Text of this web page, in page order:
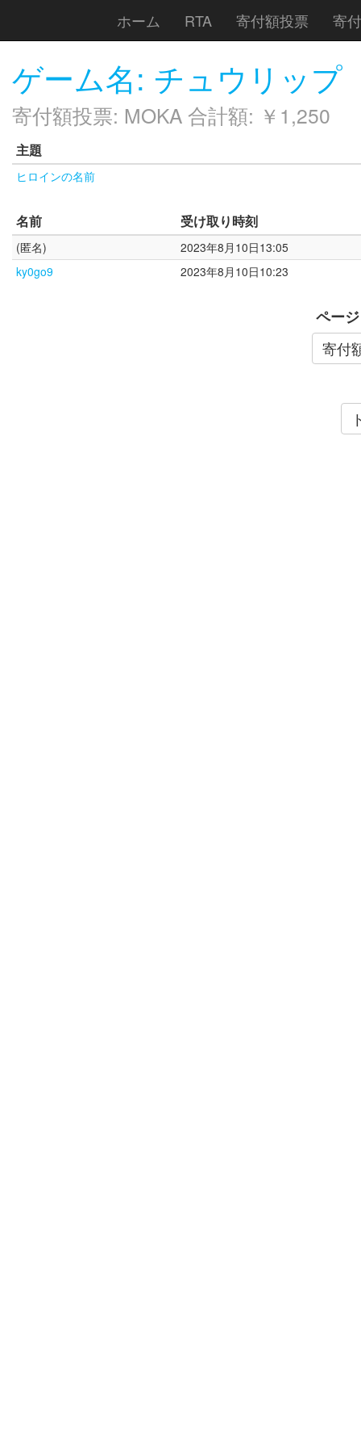
ホーム RTA 寄付額投票 寄
ゲーム名: チュウリップ
寄付額投票: MOKA 合計額: ￥1,250
主題
ヒロインの名前
名前 受け取り時刻
(匿名)
2023年8月10日13:05
ky0go9
2023年8月10日10:23
ページ
寄付